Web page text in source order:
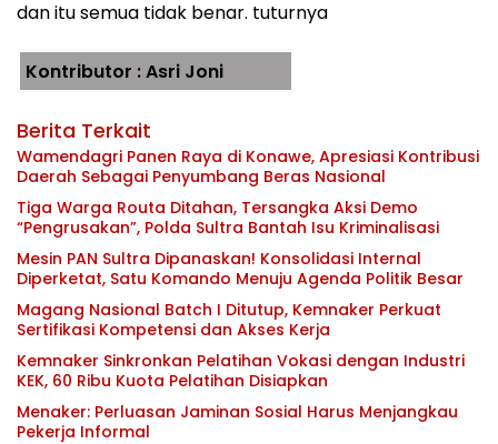
dan itu semua tidak benar. tuturnya
Kontributor : Asri Joni
Berita Terkait
Wamendagri Panen Raya di Konawe, Apresiasi Kontribusi
Daerah Sebagai Penyumbang Beras Nasional
Tiga Warga Routa Ditahan, Tersangka Aksi Demo
“Pengrusakan”, Polda Sultra Bantah Isu Kriminalisasi
Mesin PAN Sultra Dipanaskan! Konsolidasi Internal
Diperketat, Satu Komando Menuju Agenda Politik Besar
Magang Nasional Batch I Ditutup, Kemnaker Perkuat
Sertifikasi Kompetensi dan Akses Kerja
Kemnaker Sinkronkan Pelatihan Vokasi dengan Industri
KEK, 60 Ribu Kuota Pelatihan Disiapkan
Menaker: Perluasan Jaminan Sosial Harus Menjangkau
Pekerja Informal